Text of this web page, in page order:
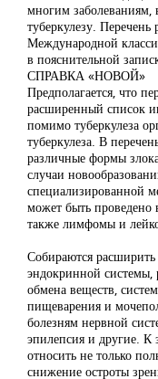
многим
туберкулезу. Перечень
Международной
в пояснительной
СПРАВКА «НОВОЙ»
Предполагается, что
расширенный список
помимо туберкулеза
туберкулеза. В
различные формы
случаи
специализированной
может быть проведено
также лимфомы и
Собираются расширить
эндокринной системы,
обмена веществ,
пищеварения и
болезням нервной
эпилепсия и другие. К
относить не только
снижение остроты